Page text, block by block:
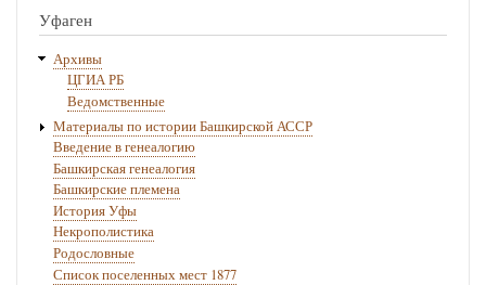
Уфаген
Архивы
ЦГИА РБ
Ведомственные
Материалы по истории Башкирской АССР
Введение в генеалогию
Башкирская генеалогия
Башкирские племена
История Уфы
Некрополистика
Родословные
Список поселенных мест 1877